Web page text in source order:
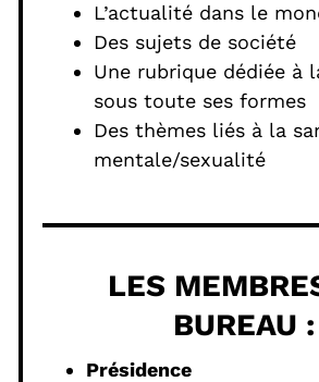
L’actualité dans le
Des sujets de société
Une rubrique dédiée à
sous toute ses formes
Des thèmes liés à la
mentale/sexualité
LES
BUREAU :
Présidence